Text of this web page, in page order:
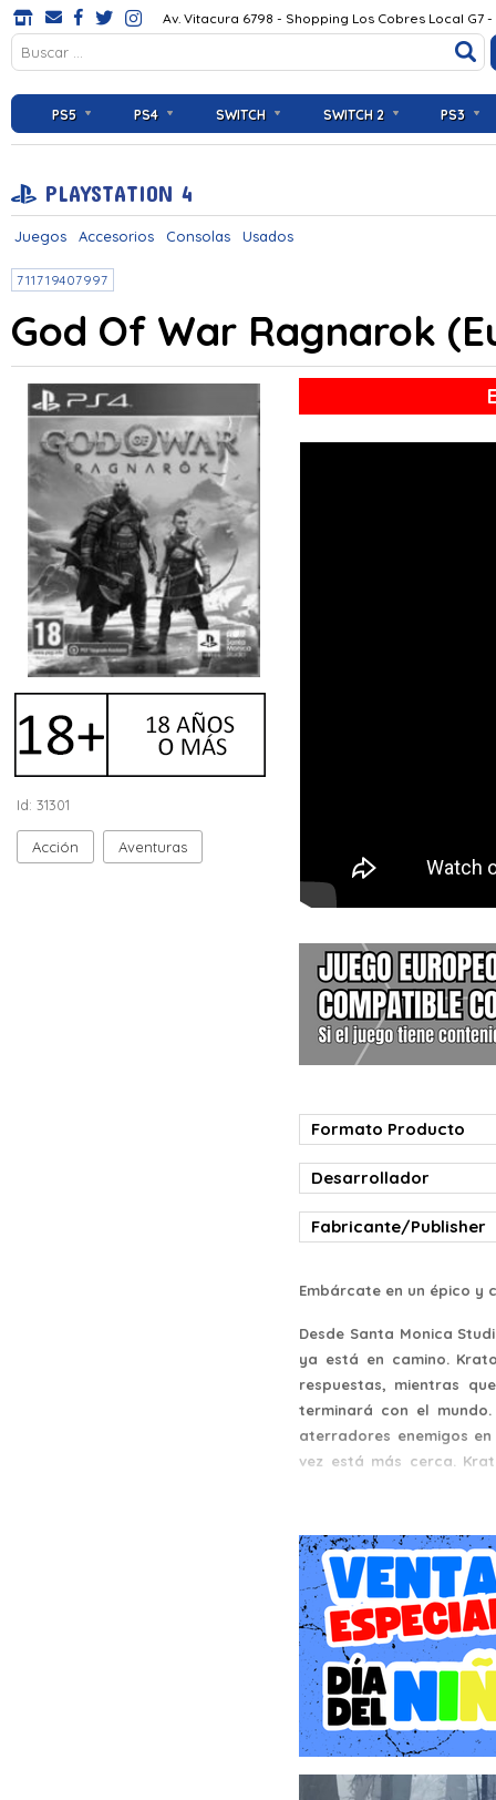
Av. Vitacura 6798 - Shopping Los Cobres Local G7
PS5 PS4 SWITCH SWITCH 2 PS3
PLAYSTATION 4
Juegos Accesorios Consolas Usados
711719407997
God Of War Ragnarok
Id: 31301
Acción Aventuras
Formato Producto
Desarrollador
Fabricante/Publisher
Embárcate en un épico y
Desde Santa Monica
ya está en camino.
respuestas, mientras
terminará con el
aterradores enemigos
vez está más cerca.
Atreus busca
Ragnarök. Kratos debe
pasado para ser el padre
Instrumentos de guerra
El hacha Leviatán, las
variedad de nuevas
se pondrán a prueba
para proteger a su